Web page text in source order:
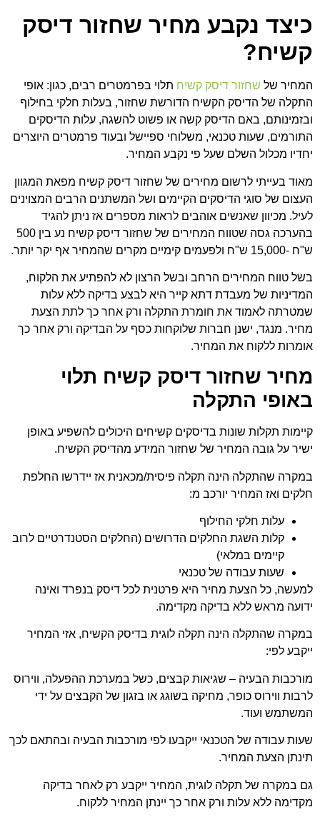
כיצד נקבע מחיר שחזור דיסק
קשיח?
המחיר של שחזור דיסק קשיח תלוי בפרמטרים רבים, כגון: אופי
התקלה של הדיסק הקשיח הדורשת שחזור, בעלות חלקי בחילוף
ובזמינותם, באם הדיסק קשה או פשוט להשגה, עלות הדיסקים
התורמים, שעות טכנאי, משלוחי ספיישל ובעוד פרמטרים היוצרים
יחדיו מכלול השלם שעל פי נקבע המחיר.
מאוד בעייתי לרשום מחירים של שחזור דיסק קשיח מפאת המגוון
העצום של סוגי הדיסקים הקיימים ושל המשתנים הרבים המצוינים
לעיל. מכיוון שאנשים אוהבים לראות מספרים אז ניתן להגיד
בהערכה גסה שטווח המחירים של שחזור דיסק קשיח נע בין 500
ש"ח -15,000 ש"ח ולפעמים קימיים מקרים שהמחיר אף יקר יותר.
בשל טווח המחירים הרחב ובשל הרצון לא להפתיע את הלקוח,
המדיניות של מעבדת דתא קייר היא לבצע בדיקה ללא עלות
שמטרתה לאמוד את חומרת התקלה ורק אחר כך לתת הצעת
מחיר. מנגד, ישנן חברות שלוקחות כסף על הבדיקה ורק אחר כך
אומרות ללקוח את המחיר.
מחיר שחזור דיסק קשיח תלוי
באופי התקלה
קיימות תקלות שונות בדיסקים קשיחים היכולים להשפיע באופן
ישיר על גובה המחיר של שחזור המידע מהדיסק הקשיח.
במקרה שהתקלה הינה תקלה פיסית/מכאנית אז יידרשו החלפת
חלקים ואז המחיר יורכב מ:
עלות חלקי החילוף
קלות השגת החלקים הדרושים (החלקים הסטנדרטיים לרוב
קיימים במלאי)
שעות עבודה של טכנאי
למעשה, כל הצעת מחיר היא פרטנית לכל דיסק בנפרד ואינה
ידועה מראש ללא בדיקה מקדימה.
במקרה שהתקלה הינה תקלה לוגית בדיסק הקשיח, אזי המחיר
ייקבע לפי:
מורכבות הבעיה – שגיאות קבצים, כשל במערכת ההפעלה, ווירוס
לרבות ווירוס כופר, מחיקה בשוגג או בזגון של הקבצים על ידי
המשתמש ועוד.
שעות עבודה של הטכנאי ייקבעו לפי מורכבות הבעיה ובהתאם לכך
תינתן הצעת המחיר.
גם במקרה של תקלה לוגית, המחיר ייקבע רק לאחר בדיקה
מקדימה ללא עלות ורק אחר כך יינתן המחיר ללקוח.